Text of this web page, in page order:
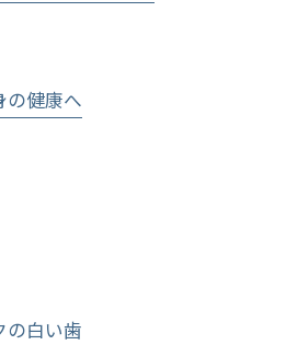
の健康へ
の白い歯